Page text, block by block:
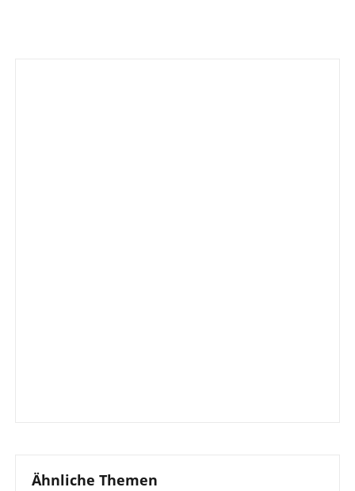
Ähnliche Themen